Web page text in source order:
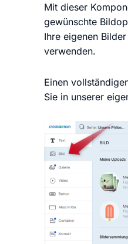
Mit dieser
gewünschte
Ihre eigenen
verwenden.
Einen
Sie in unserer